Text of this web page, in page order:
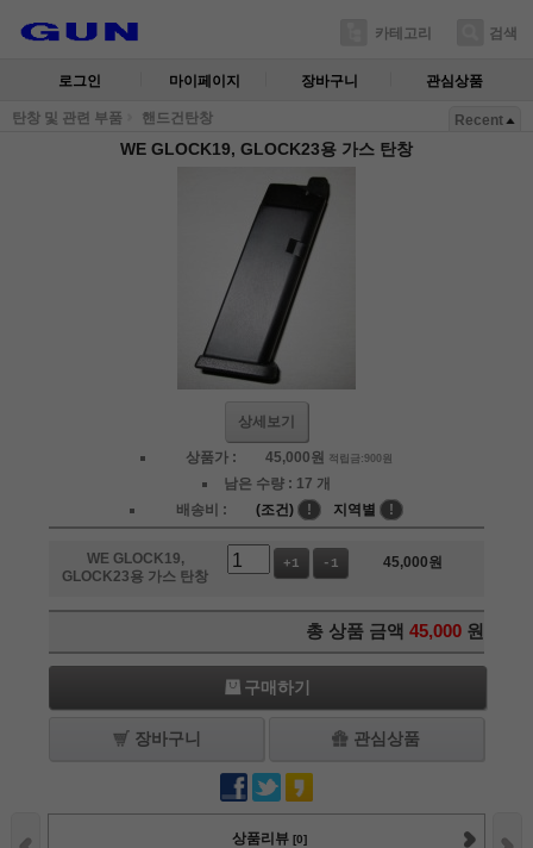
카테고리 검색
로그인 마이페이지 장바구니 관심상품
탄창 및 관련 부품 핸드건탄창 Recent
WE GLOCK19, GLOCK23용 가스 탄창
상세보기
상품가 : 45,000원 적립금:900원
남은 수량 : 17 개
배송비 :
(조건) ! 지역별 !
WE GLOCK19,
GLOCK23용 가스 탄창
+1 -1 45,000원
총 상품 금액 45,000 원
구매하기
장바구니 관심상품
상품리뷰 [0]